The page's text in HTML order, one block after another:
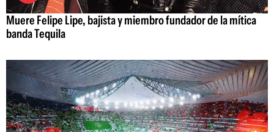
Muere Felipe Lipe, bajista y miembro fundador de la mítica
banda Tequila